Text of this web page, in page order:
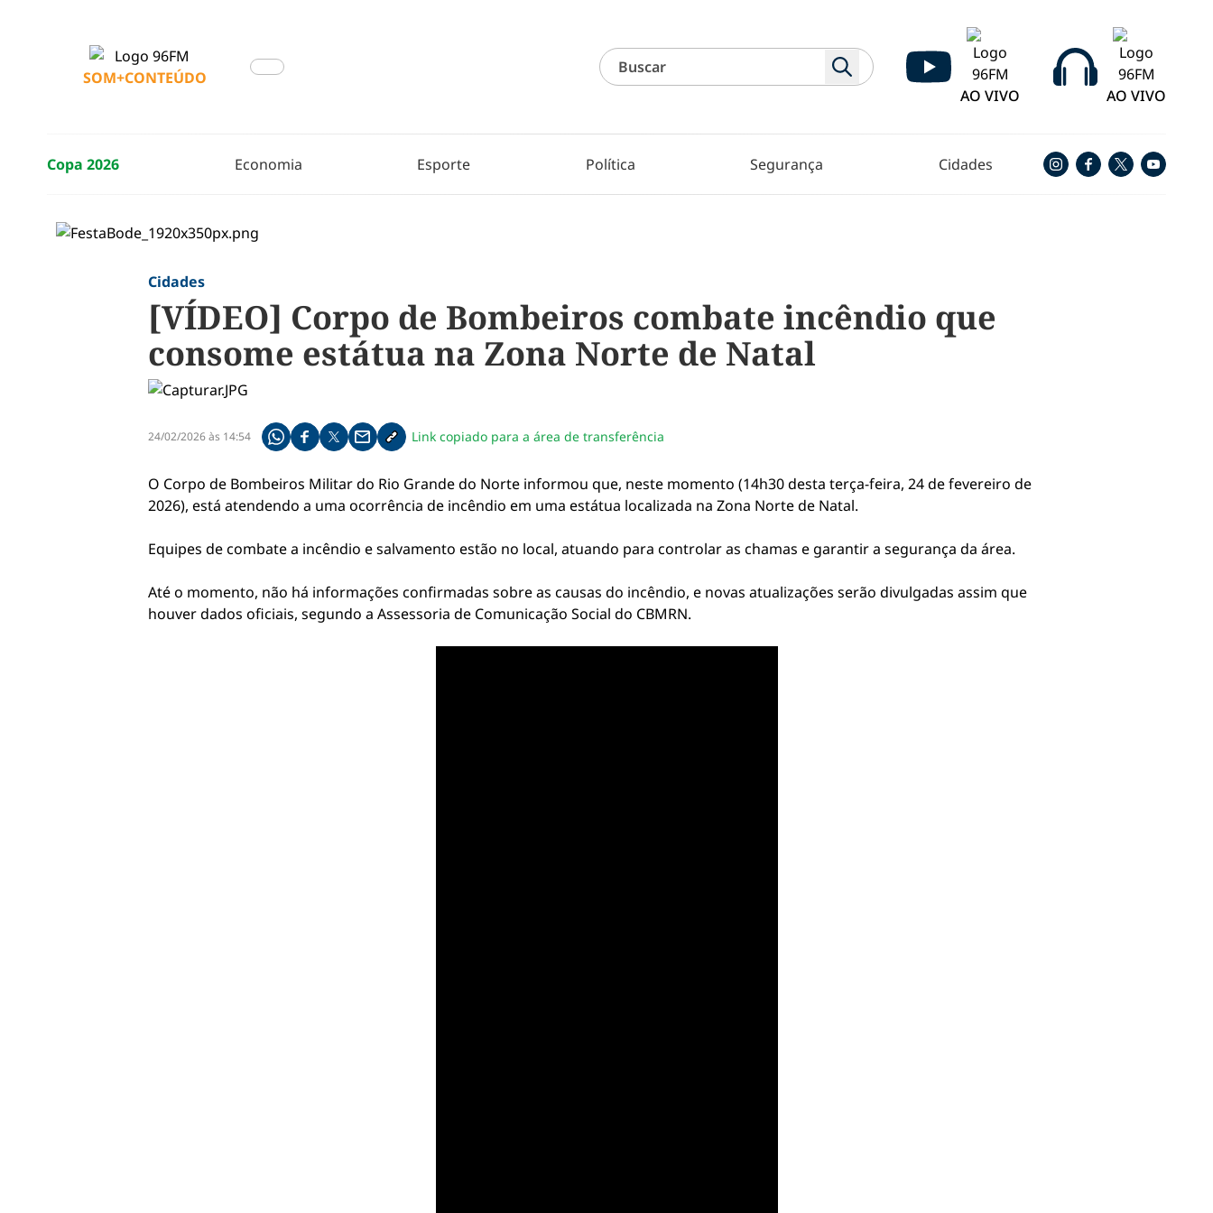
SOM+CONTEÚDO
AO VIVO
AO VIVO
Copa 2026 Economia Esporte Política Segurança Cidades
Cidades
[VÍDEO] Corpo de Bombeiros combate incêndio que
consome estátua na Zona Norte de Natal
24/02/2026 às 14:54 Compartilhe pelo whatsapp
Compartilhar no facebook
Compartilhar no twitter
Compartilhe pelo email
Copiar link da notícia
Link copiado para a área de transferência
O Corpo de Bombeiros Militar do Rio Grande do Norte informou que, neste momento (14h30 desta terça-feira, 24 de fevereiro de
2026), está atendendo a uma ocorrência de incêndio em uma estátua localizada na Zona Norte de Natal.
Equipes de combate a incêndio e salvamento estão no local, atuando para controlar as chamas e garantir a segurança da área.
Até o momento, não há informações confirmadas sobre as causas do incêndio, e novas atualizações serão divulgadas assim que
houver dados oficiais, segundo a Assessoria de Comunicação Social do CBMRN.